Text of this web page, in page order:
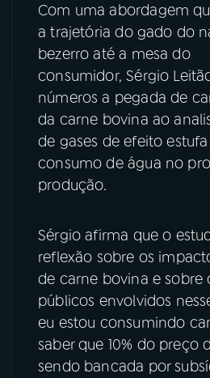
TikTok
Com uma abordagem
a trajetória do gado do
bezerro até a mesa do
consumidor, Sérgio
números a pegada de
da carne bovina ao
de gases de efeito estufa
consumo de água no
produção.
Sérgio afirma que o
reflexão sobre os
de carne bovina e sobre
públicos envolvidos
eu estou consumindo
saber que 10% do preço
sendo bancada por